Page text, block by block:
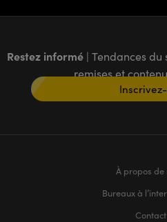
Restez informé | Tendances du
remises et
À propos de
Bureaux à
Contact